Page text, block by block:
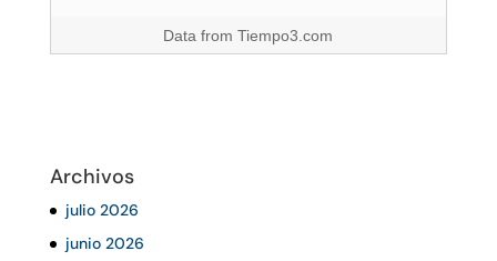
Data fromTiempo3.com
Archivos
julio 2026
junio 2026